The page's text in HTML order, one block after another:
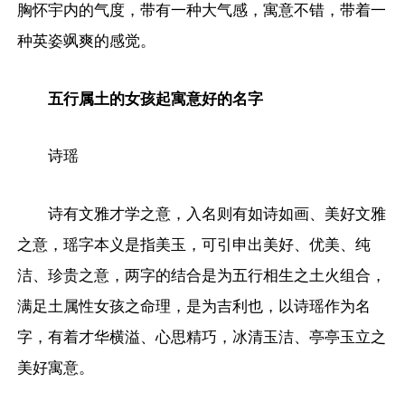
胸怀宇内的气度，带有一种大气感，寓意不错，带着一
种英姿飒爽的感觉。
五行属土的女孩起寓意好的名字
诗瑶
诗有文雅才学之意，入名则有如诗如画、美好文雅
之意，瑶字本义是指美玉，可引申出美好、优美、纯
洁、珍贵之意，两字的结合是为五行相生之土火组合，
满足土属性女孩之命理，是为吉利也，以诗瑶作为名
字，有着才华横溢、心思精巧，冰清玉洁、亭亭玉立之
美好寓意。